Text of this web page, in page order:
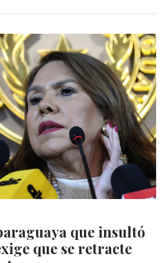
que insultó
que se retracte